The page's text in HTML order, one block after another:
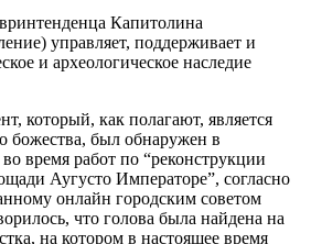
Капитолина
управляет, поддерживает и
и археологическое наследие
который, как полагают, является
божества, был обнаружен в
время работ по “реконструкции
Аугусто Императоре”, согласно
онлайн городским советом
что голова была найдена на
на котором в настоящее время